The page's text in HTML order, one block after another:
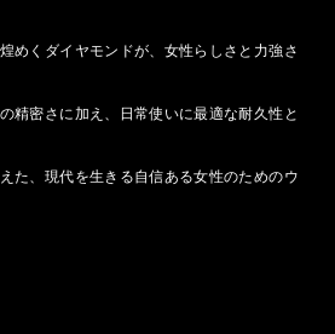
めくダイヤモンドが、女性らしさと力強さ
精密さに加え、日常使いに最適な耐久性と
た、現代を生きる自信ある女性のためのウ